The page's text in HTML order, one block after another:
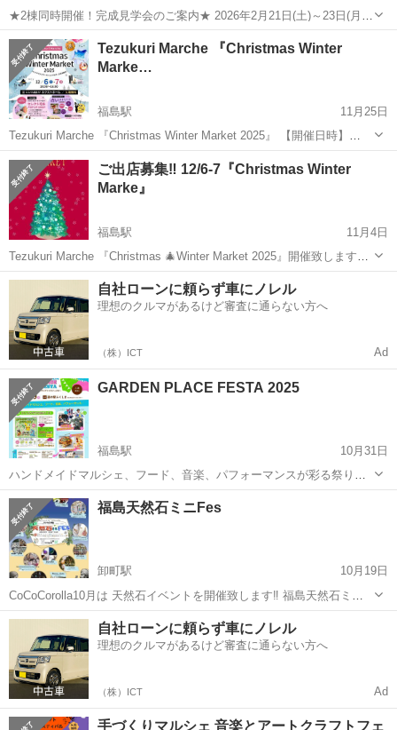
★2棟同時開催！完成見学会のご案内★ 2026年2月21日(土)～23日(月)
OPEN 10:00 CLOSE 17:00 いわき市小名浜にて、お施主様のご厚意
により完成見学会を開催いたします。 今回は、個性の...
福島 いわき市 Instagram
Tezukuri Marche 『Christmas Winter
Marke…
福島駅
11月25日
Tezukuri Marche 『Christmas Winter Market 2025』 【開催日時】
2025年12月6日（土）7日（日）10:00～16:00 【会 場】 エスパル福
島 5F ...
福島 福島市 福島駅 エスパル
ご出店募集‼️ 12/6-7『Christmas Winter
Marke』
福島駅
11月4日
Tezukuri Marche 『Christmas 🎄Winter Market 2025』開催致します❣️
【イベント開催日時】 2024年12月6日(土) 7日(日) 10:00～16:00 【会
福島 福島市 福島駅 展示会 エスパル
自社ローンに頼らず車にノレル
理想のクルマがあるけど審査に通らない方へ
（株）ICT Ad
GARDEN PLACE FESTA 2025
福島駅
10月31日
ハンドメイドマルシェ、フード、音楽、パフォーマンスが彩る祭りキ
ラキラ 知る、見る、食べる、つくる。 遊び心たっぷりの、誰でも楽し
めるイベントです。 『GARDEN PLACE FESTA 2025』 ガ...
福島 福島市 福島駅
福島天然石ミニFes
卸町駅
10月19日
CoCoCorolla10月は 天然石イベントを開催致します‼️ 福島天然石ミニ
Fes💎 10月19日日曜日10時から16時まで サンライフ福島 大研修室、
会議室、小研修室 第1講習室 福大コーヒーサー
ク...
福島 福島市 卸町駅 展示会 天然石
自社ローンに頼らず車にノレル
理想のクルマがあるけど審査に通らない方へ
（株）ICT Ad
手づくりマルシェ 音楽とアートクラフトフェ